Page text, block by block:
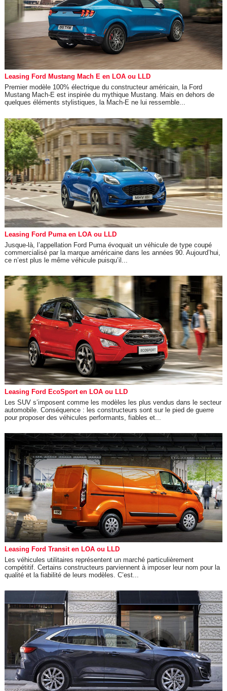
Leasing Ford Mustang Mach E en LOA ou LLD
Premier modèle 100% électrique du constructeur américain, la Ford
Mustang Mach-E est inspirée du mythique Mustang. Mais en dehors de
quelques éléments stylistiques, la Mach-E ne lui ressemble...
Leasing Ford Puma en LOA ou LLD
Jusque-là, l’appellation Ford Puma évoquait un véhicule de type coupé
commercialisé par la marque américaine dans les années 90. Aujourd’hui,
ce n’est plus le même véhicule puisqu’il...
Leasing Ford EcoSport en LOA ou LLD
Les SUV s’imposent comme les modèles les plus vendus dans le secteur
automobile. Conséquence : les constructeurs sont sur le pied de guerre
pour proposer des véhicules performants, fiables et...
Leasing Ford Transit en LOA ou LLD
Les véhicules utilitaires représentent un marché particulièrement
compétitif. Certains constructeurs parviennent à imposer leur nom pour la
qualité et la fiabilité de leurs modèles. C’est...